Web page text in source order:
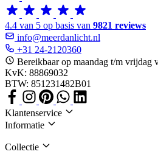
4.4 van 5 op basis van 9821 reviews
info@meerdanlicht.nl
+31 24-2120360
Bereikbaar op maandag t/m vrijdag
KvK: 88869032
BTW: 851231482B01
Klantenservice
Informatie
Collectie